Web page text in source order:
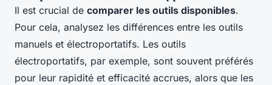
Il est crucial de comparer les outils disponibles.
Pour cela, analysez les différences entre les outils
manuels et électroportatifs. Les outils
électroportatifs, par exemple, sont souvent préférés
pour leur rapidité et efficacité accrues, alors que les